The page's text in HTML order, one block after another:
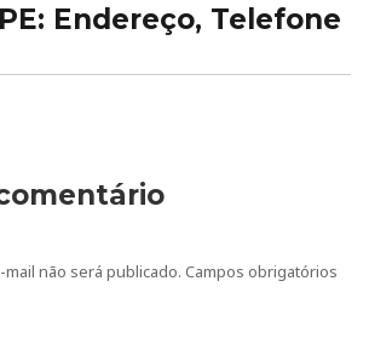
Endereço, Telefone
não será publicado. Campos obrigatórios